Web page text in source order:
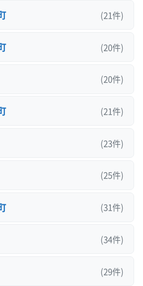
(21件)
(20件)
(20件)
(21件)
(23件)
(25件)
(31件)
(34件)
(29件)